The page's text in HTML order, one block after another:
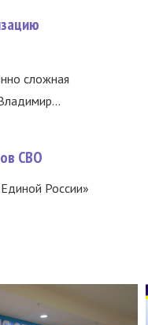
сложная
СВО
России»